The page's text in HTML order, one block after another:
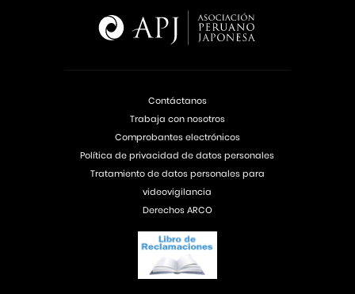
Contáctanos
Trabaja con nosotros
Comprobantes electrónicos
Política de privacidad de datos personales
Tratamiento de datos personales para
videovigilancia
Derechos ARCO